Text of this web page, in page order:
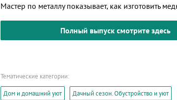
Мастер по металлу показывает, как изготовить
Полный выпуск смотрите здесь
Тематические категории:
Дом и домашний уют Дачный сезон. Обустройство и уют